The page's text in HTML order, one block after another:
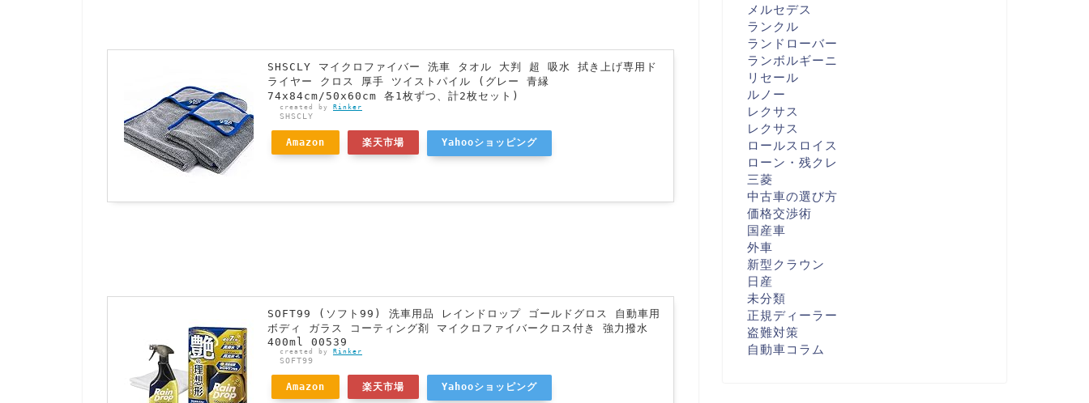
SHSCLY マイクロファイバー 洗車 タオル 大判 超 吸水 拭き上げ専用ド
ライヤー クロス 厚手 ツイストパイル (グレー 青縁
74x84cm/50x60cm 各1枚ずつ、計2枚セット)
created by Rinker
SHSCLY
Amazon 楽天市場 Yahooショッピング
SOFT99 (ソフト99) 洗車用品 レインドロップ ゴールドグロス 自動車用
ボディ ガラス コーティング剤 マイクロファイバークロス付き 強力撥水
400ml 00539
created by Rinker
SOFT99
Amazon 楽天市場 Yahooショッピング
メルセデス
ランクル
ランドローバー
ランボルギーニ
リセール
ルノー
レクサス
レクサス
ロールスロイス
ローン・残クレ
三菱
中古車の選び方
価格交渉術
国産車
外車
新型クラウン
日産
未分類
正規ディーラー
盗難対策
自動車コラム